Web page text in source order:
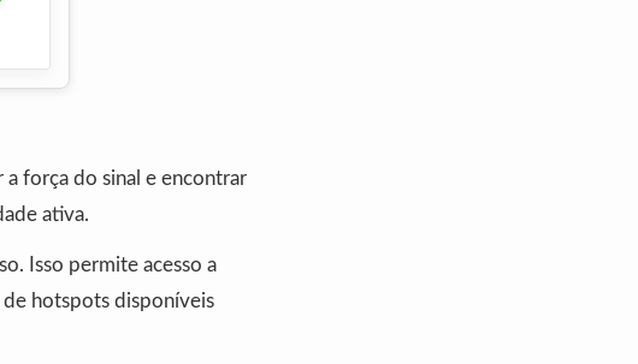
a força do sinal e encontrar
ativa.
Isso permite acesso a
hotspots disponíveis